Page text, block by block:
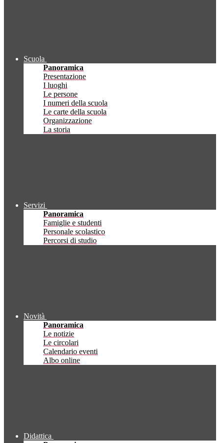
Scuola
Panoramica
Presentazione
I luoghi
Le persone
I numeri della scuola
Le carte della scuola
Organizzazione
La storia
Servizi
Panoramica
Famiglie e studenti
Personale scolastico
Percorsi di studio
Novità
Panoramica
Le notizie
Le circolari
Calendario eventi
Albo online
Didattica